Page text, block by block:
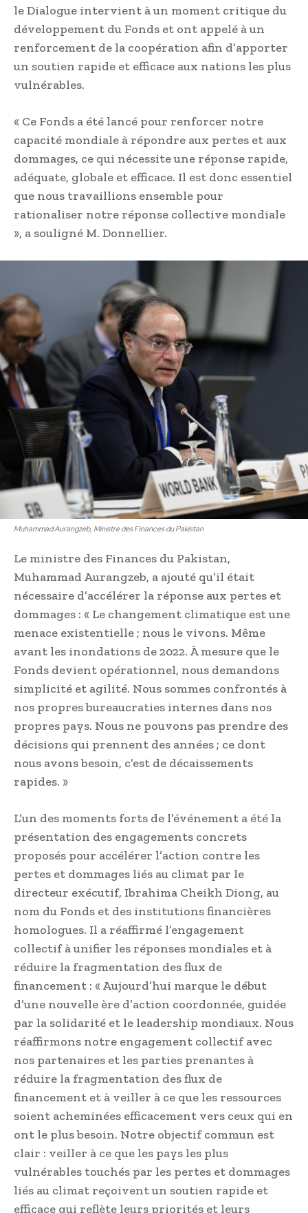
le Dialogue intervient à un moment critique du
développement du Fonds et ont appelé à un
renforcement de la coopération afin d’apporter
un soutien rapide et efficace aux nations les plus
vulnérables.
« Ce Fonds a été lancé pour renforcer notre
capacité mondiale à répondre aux pertes et aux
dommages, ce qui nécessite une réponse rapide,
adéquate, globale et efficace. Il est donc essentiel
que nous travaillions ensemble pour
rationaliser notre réponse collective mondiale
», a souligné M. Donnellier.
Muhammad Aurangzeb, Ministre des Finances du Pakistan
Le ministre des Finances du Pakistan,
Muhammad Aurangzeb, a ajouté qu’il était
nécessaire d’accélérer la réponse aux pertes et
dommages : « Le changement climatique est une
menace existentielle ; nous le vivons. Même
avant les inondations de 2022. À mesure que le
Fonds devient opérationnel, nous demandons
simplicité et agilité. Nous sommes confrontés à
nos propres bureaucraties internes dans nos
propres pays. Nous ne pouvons pas prendre des
décisions qui prennent des années ; ce dont
nous avons besoin, c’est de décaissements
rapides. »
L’un des moments forts de l’événement a été la
présentation des engagements concrets
proposés pour accélérer l’action contre les
pertes et dommages liés au climat par le
directeur exécutif, Ibrahima Cheikh Diong, au
nom du Fonds et des institutions financières
homologues. Il a réaffirmé l’engagement
collectif à unifier les réponses mondiales et à
réduire la fragmentation des flux de
financement : « Aujourd’hui marque le début
d’une nouvelle ère d’action coordonnée, guidée
par la solidarité et le leadership mondiaux. Nous
réaffirmons notre engagement collectif avec
nos partenaires et les parties prenantes à
réduire la fragmentation des flux de
financement et à veiller à ce que les ressources
soient acheminées efficacement vers ceux qui en
ont le plus besoin. Notre objectif commun est
clair : veiller à ce que les pays les plus
vulnérables touchés par les pertes et dommages
liés au climat reçoivent un soutien rapide et
efficace qui reflète leurs priorités et leurs